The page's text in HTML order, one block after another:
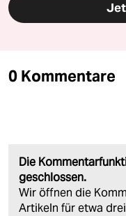
0 Kommentare
Die
geschlossen.
Wir öffnen die
Artikeln für etwa